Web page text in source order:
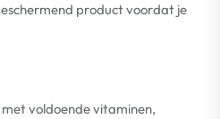
product voordat je
voldoende vitaminen,